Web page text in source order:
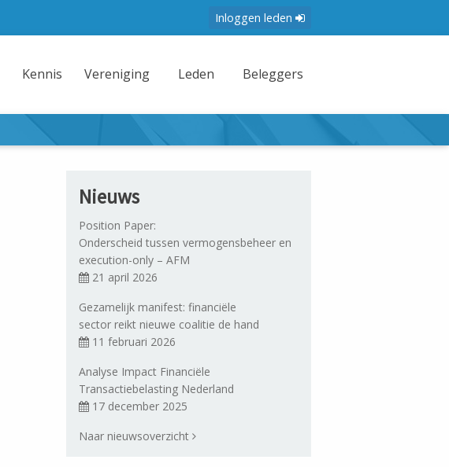
Inloggen leden
Kennis Vereniging Leden Beleggers
Nieuws
Position Paper:
Onderscheid tussen vermogensbeheer en
execution-only – AFM
21 april 2026
Gezamelijk manifest: financiële
sector reikt nieuwe coalitie de hand
11 februari 2026
Analyse Impact Financiële
Transactiebelasting Nederland
17 december 2025
Naar nieuwsoverzicht